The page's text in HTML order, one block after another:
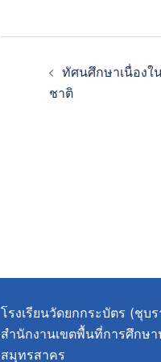
ทัศนศึกษาเนื่องใ
ชาติ
โรงเรียนวัดยกกระบัตร (ชุบ
สำนักงานเขตพื้นที่การศึกษ
สมุทรสาคร